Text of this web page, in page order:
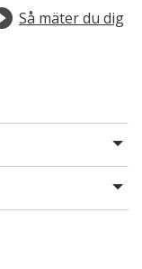
Så mäter du dig